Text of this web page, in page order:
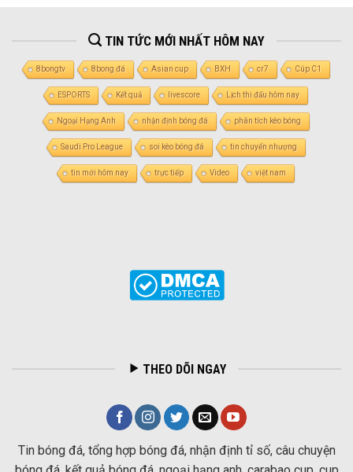
TIN TỨC MỚI NHẤT HÔM NAY
8bongtv 8bong đá Asian cup BXH cr7 Cúp C1
ESPORTS Kết quả livescore Lịch thi đấu hôm nay
Ngoại Hạng Anh nhận định bóng đá phân tích kèo bóng
Saudi Pro League soi kèo bóng đá tin chuyển nhượng
tin mới hôm nay trực tiếp Video việt nam
THEO DÕI NGAY
Tin bóng đá, tổng hợp bóng đá, nhận định tỉ số, câu chuyện